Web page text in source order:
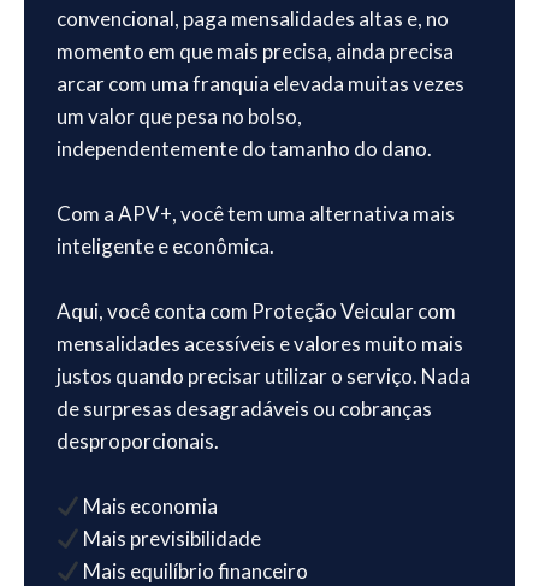
convencional, paga mensalidades altas e, no
momento em que mais precisa, ainda precisa
arcar com uma franquia elevada muitas vezes
um valor que pesa no bolso,
independentemente do tamanho do dano.
Com a APV+, você tem uma alternativa mais
inteligente e econômica.
Aqui, você conta com Proteção Veicular com
mensalidades acessíveis e valores muito mais
justos quando precisar utilizar o serviço. Nada
de surpresas desagradáveis ou cobranças
desproporcionais.
Mais economia
Mais previsibilidade
Mais equilíbrio financeiro